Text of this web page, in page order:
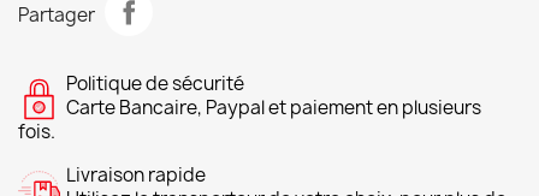
Partager
Politique de sécurité
Carte Bancaire, Paypal et paiement en plusieurs
fois.
Livraison rapide